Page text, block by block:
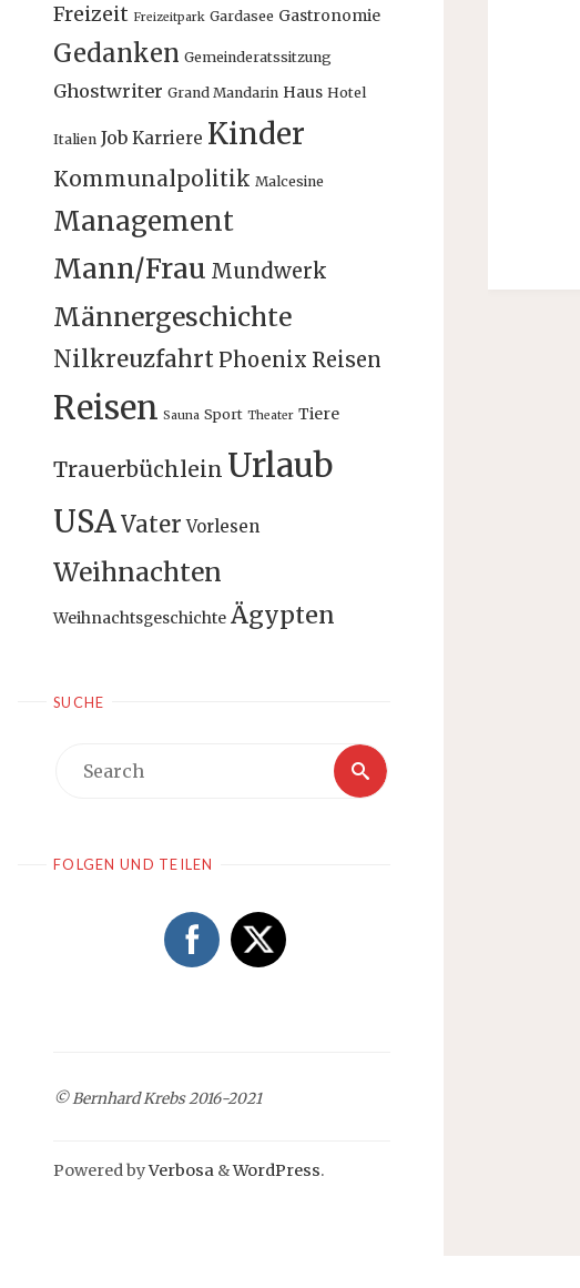
Freizeit Freizeitpark Gardasee Gastronomie
Gedanken Gemeinderatssitzung
Ghostwriter Grand Mandarin Haus Hotel
Italien Job Karriere Kinder
Kommunalpolitik Malcesine
Management
Mann/Frau Mundwerk
Männergeschichte
Nilkreuzfahrt Phoenix Reisen
Reisen Sauna Sport Theater Tiere
Trauerbüchlein Urlaub
USAVater Vorlesen
Weihnachten
Weihnachtsgeschichte Ägypten
SUCHE
Search
Search
FOLGEN UND TEILEN
© Bernhard Krebs 2016-2021
Powered byVerbosa &WordPress.